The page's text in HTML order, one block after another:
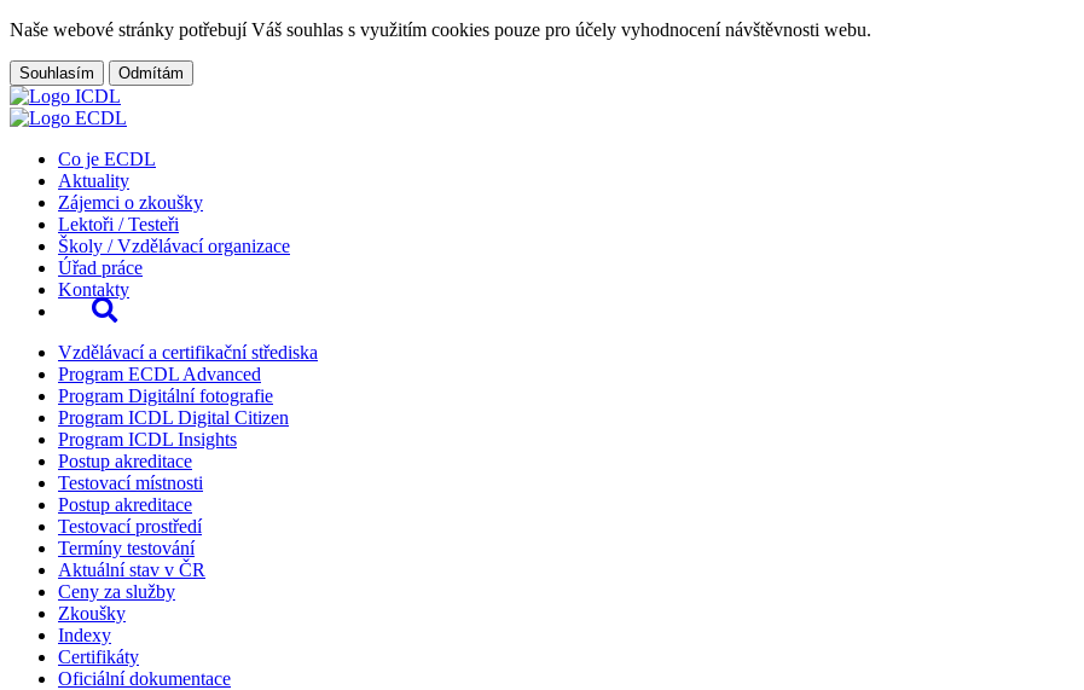
Naše webové stránky potřebují Váš souhlas s využitím cookies pouze pro účely vyhodnocení návštěvnosti webu.
Souhlasím Odmítám
Co je ECDL
Aktuality
Zájemci o zkoušky
Lektoři / Testeři
Školy / Vzdělávací organizace
Úřad práce
Kontakty
Vzdělávací a certifikační střediska
Program ECDL Advanced
Program Digitální fotografie
Program ICDL Digital Citizen
Program ICDL Insights
Postup akreditace
Testovací místnosti
Postup akreditace
Testovací prostředí
Termíny testování
Aktuální stav v ČR
Ceny za služby
Zkoušky
Indexy
Certifikáty
Oficiální dokumentace